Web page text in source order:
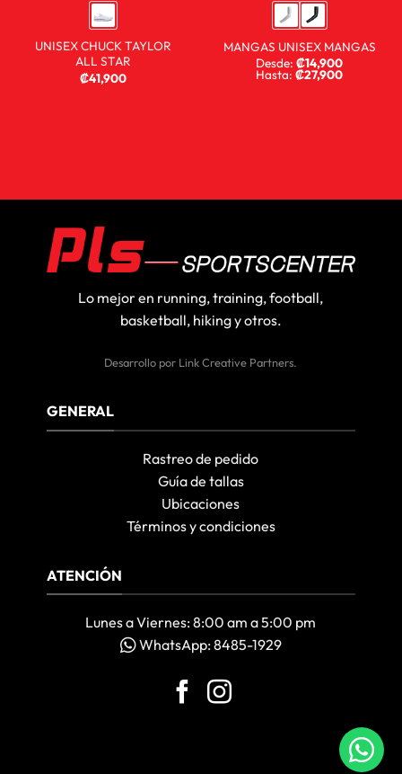
UNISEX CHUCK TAYLOR
ALL STAR
₡41,900
MANGAS UNISEX MANGAS
Desde: ₡14,900
Hasta: ₡27,900
Lo mejor en running, training, football,
basketball, hiking y otros.
Desarrollo por Link Creative Partners.
GENERAL
Rastreo de pedido
Guía de tallas
Ubicaciones
Términos y condiciones
ATENCIÓN
Lunes a Viernes: 8:00 am a 5:00 pm
WhatsApp: 8485-1929